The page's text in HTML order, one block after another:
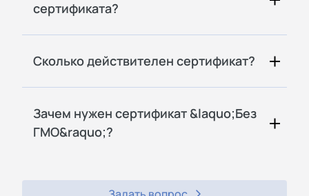
сертификата?
Сколько действителен сертификат?
Зачем нужен сертификат &laquo;Без
ГМО&raquo;?